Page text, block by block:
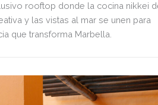
rooftop donde la cocina nikkei
y las vistas al mar se unen para
que transforma Marbella.